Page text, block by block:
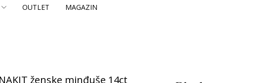
OUTLET MAGAZIN
ženske minđuše 14ct